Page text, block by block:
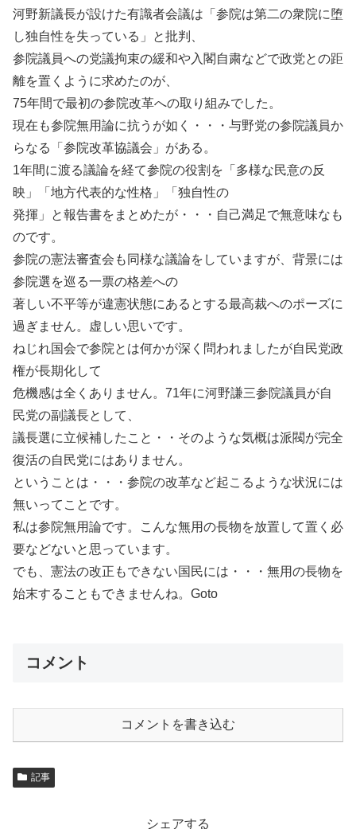
河野新議長が設けた有識者会議は「参院は第二の衆院に堕
し独自性を失っている」と批判、
参院議員への党議拘束の緩和や入閣自粛などで政党との距
離を置くように求めたのが、
75年間で最初の参院改革への取り組みでした。
現在も参院無用論に抗うが如く・・・与野党の参院議員か
らなる「参院改革協議会」がある。
1年間に渡る議論を経て参院の役割を「多様な民意の反
映」「地方代表的な性格」「独自性の
発揮」と報告書をまとめたが・・・自己満足で無意味なも
のです。
参院の憲法審査会も同様な議論をしていますが、背景には
参院選を巡る一票の格差への
著しい不平等が違憲状態にあるとする最高裁へのポーズに
過ぎません。虚しい思いです。
ねじれ国会で参院とは何かが深く問われましたが自民党政
権が長期化して
危機感は全くありません。71年に河野謙三参院議員が自
民党の副議長として、
議長選に立候補したこと・・そのような気概は派閥が完全
復活の自民党にはありません。
ということは・・・参院の改革など起こるような状況には
無いってことです。
私は参院無用論です。こんな無用の長物を放置して置く必
要などないと思っています。
でも、憲法の改正もできない国民には・・・無用の長物を
始末することもできませんね。Goto
コメント
コメントを書き込む
記事
シェアする